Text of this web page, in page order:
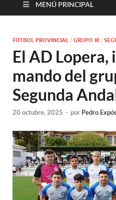
MENÚ PRINCIPAL
FÚTBOL PROVINCIAL / GRUPO III /
El AD Lopera,
mando del
Segunda
20 octubre, 2025 - por Pedro